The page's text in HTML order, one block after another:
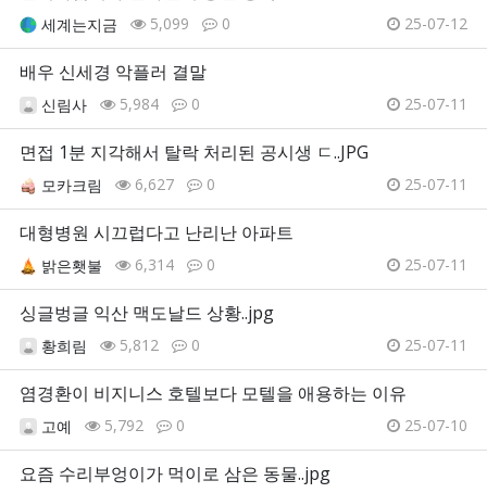
세계는지금 5,099 0 25-07-12
배우 신세경 악플러 결말
신림사 5,984 0 25-07-11
면접 1분 지각해서 탈락 처리된 공시생 ㄷ..JPG
모카크림 6,627 0 25-07-11
대형병원 시끄럽다고 난리난 아파트
밝은횃불 6,314 0 25-07-11
싱글벙글 익산 맥도날드 상황..jpg
황희림 5,812 0 25-07-11
염경환이 비지니스 호텔보다 모텔을 애용하는 이유
고예 5,792 0 25-07-10
요즘 수리부엉이가 먹이로 삼은 동물..jpg